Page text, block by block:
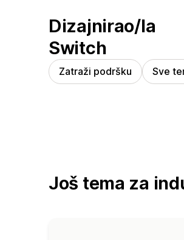
Dizajnirao/la
Switch
Zatraži podršku Sve
Još tema za